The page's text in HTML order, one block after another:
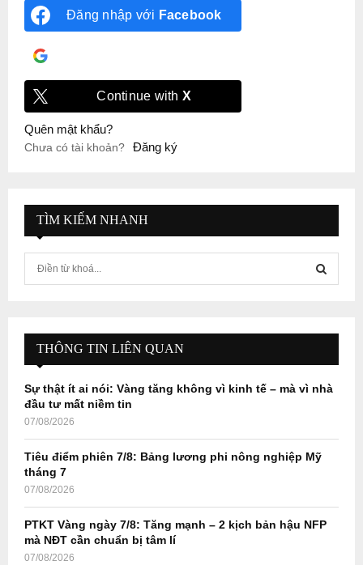
Đăng nhập với Facebook
Continue with X
Quên mật khẩu?
Chưa có tài khoản? Đăng ký
TÌM KIẾM NHANH
f
r
E
A
H
THÔNG TIN LIÊN QUAN
Sự thật ít ai nói: Vàng tăng không vì kinh tế – mà vì nhà
đầu tư mất niềm tin
07/08/2026
Tiêu điểm phiên 7/8: Bảng lương phi nông nghiệp Mỹ
tháng 7
07/08/2026
PTKT Vàng ngày 7/8: Tăng mạnh – 2 kịch bản hậu NFP
mà NĐT cần chuẩn bị tâm lí
07/08/2026